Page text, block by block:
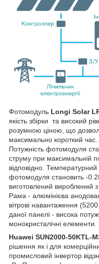
Фотомодуль Longi Solar
якість збірки та високий
розумною ціною, що
максимально короткий
Потужність фотомодуля
струму при максимальній
відповідно. Температурний
фотомодуля становить -
виготовлений вироблений
Рама - алюмінієва
вітрові навантаження
даної панелі - висока
монокристалічні елементи.
Huawei SUN2000-50KTL-
рішення як і для
промисловий інвертор